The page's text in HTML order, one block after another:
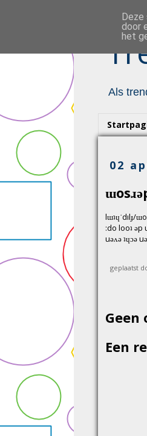
Als
02
lɯʇɥ˙dılɟ/
:do looʇ ǝp
uǝʌǝ ʇɥɔǝ
geplaatst
Geen
Een
Deze
door
het